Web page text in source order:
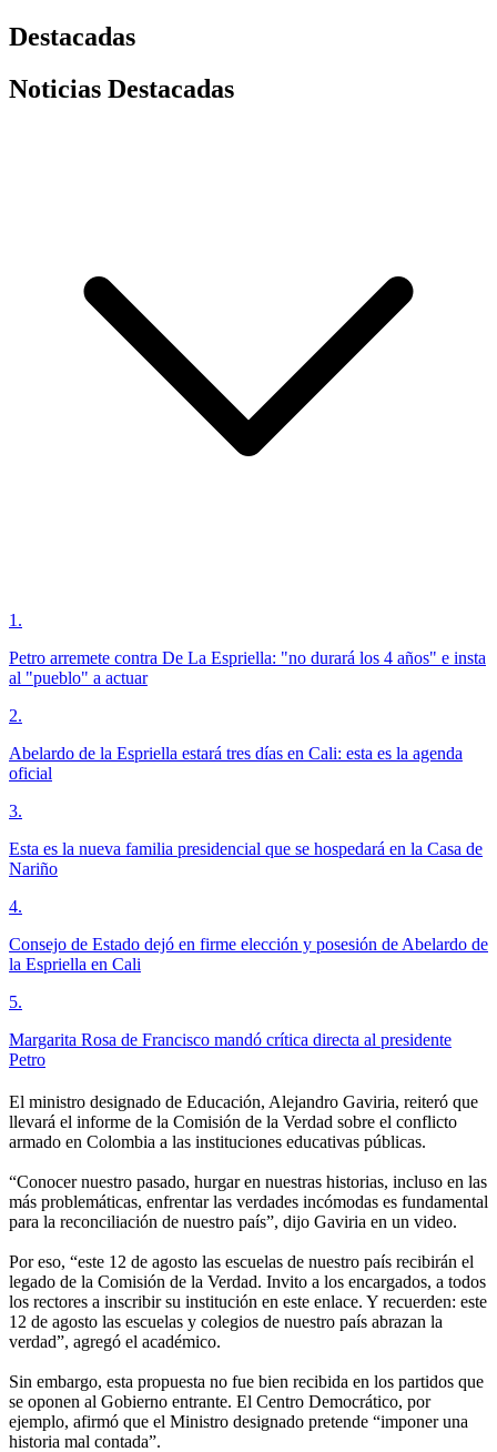
Destacadas
Noticias Destacadas
1 .
Petro arremete contra De La Espriella: "no durará los 4 años" e insta
al "pueblo" a actuar
2.
Abelardo de la Espriella estará tres días en Cali: esta es la agenda
oficial
3.
Esta es la nueva familia presidencial que se hospedará en la Casa de
Nariño
4.
Consejo de Estado dejó en firme elección y posesión de Abelardo de
la Espriella en Cali
5.
Margarita Rosa de Francisco mandó crítica directa al presidente
Petro
El ministro designado de Educación, Alejandro Gaviria, reiteró que
llevará el informe de la Comisión de la Verdad sobre el conflicto
armado en Colombia a las instituciones educativas públicas.
“Conocer nuestro pasado, hurgar en nuestras historias, incluso en las
más problemáticas, enfrentar las verdades incómodas es fundamental
para la reconciliación de nuestro país”, dijo Gaviria en un video.
Por eso, “este 12 de agosto las escuelas de nuestro país recibirán el
legado de la Comisión de la Verdad. Invito a los encargados, a todos
los rectores a inscribir su institución en este enlace. Y recuerden: este
12 de agosto las escuelas y colegios de nuestro país abrazan la
verdad”, agregó el académico.
Sin embargo, esta propuesta no fue bien recibida en los partidos que
se oponen al Gobierno entrante. El Centro Democrático, por
ejemplo, afirmó que el Ministro designado pretende “imponer una
historia mal contada”.